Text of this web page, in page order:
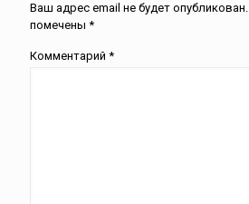
Ваш адрес email не будет опубликован.
помечены *
Комментарий *